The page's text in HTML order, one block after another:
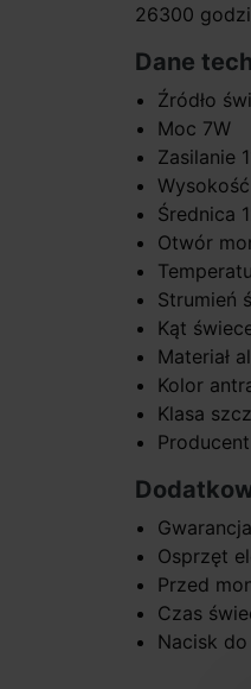
26300
Dane
Źródło
Moc 7W
Zasilanie
Średnica
Otwór
Strumień
Kąt
Materiał
Kolor
Klasa
Osprzęt
Przed
Czas
Nacisk